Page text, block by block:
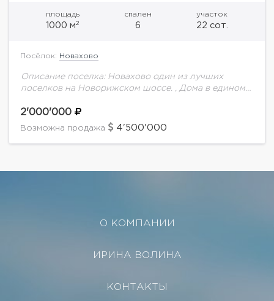
площадь
1000 м2
спален
6
участок
22 сот.
Посёлок: Новахово
Описание поселка: Новахово один из лучших
поселков на Новорижском шоссе. , Дома в едином
заборами с живой изгородью, спортивно-
развлекательный комплекс, детские площадки,...
2'000'000
Возможна продажа 4'500'000
О КОМПАНИИ
ИРИНА ВОЛИНА
КОНТАКТЫ